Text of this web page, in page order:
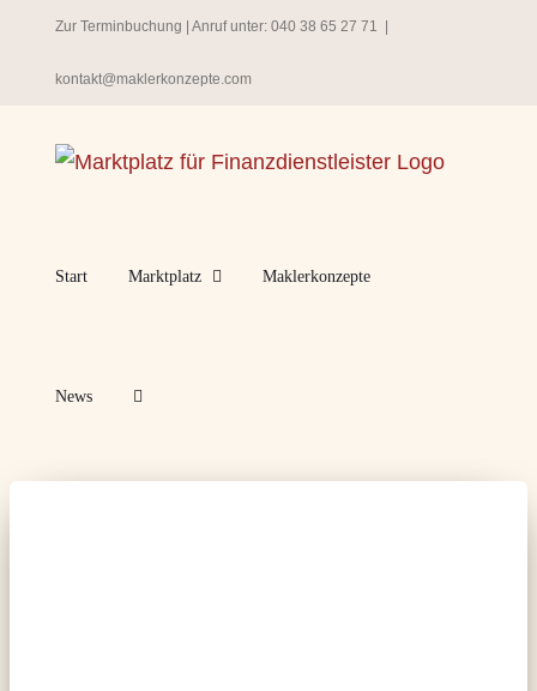
springen
Zur Terminbuchung | Anruf unter: 040 38 65 27 71
kontakt@maklerkonzepte.com
Start Marktplatz Maklerkonzepte
News